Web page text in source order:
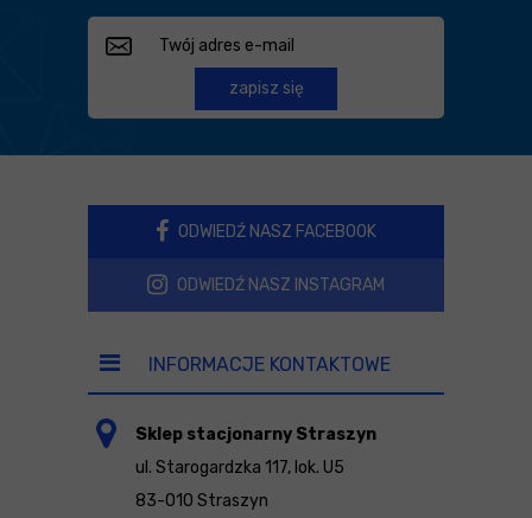
zapisz się
ODWIEDŹ NASZ FACEBOOK
ODWIEDŹ NASZ INSTAGRAM
INFORMACJE KONTAKTOWE
Sklep stacjonarny Straszyn
ul. Starogardzka 117, lok. U5
83-010 Straszyn